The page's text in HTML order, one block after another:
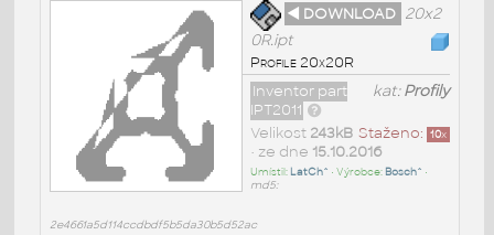
◄ DOWNLOAD 20x2
0R.ipt
Profile 20x20R
kat:Profily
Inventor part
IPT2011
Staženo: 10x
Velikost 243kB
• ze dne 15.10.2016
Umístil: LatCh^ • Výrobce: Bosch^ •
md5:
2e4661a5d114ccdbdf5b5da30b5d52ac